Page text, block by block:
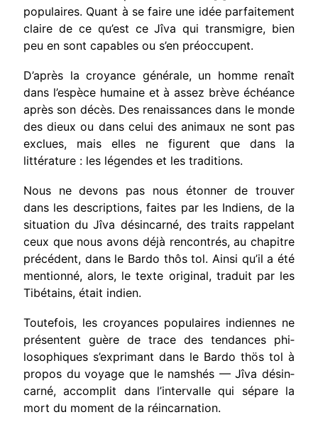
populaires. Quant à se faire une idée parfaitement
claire de ce qu’est ce Jîva qui transmigre, bien
peu en sont capables ou s’en préoccupent.
D’après la croyance générale, un homme renaît
dans l’espèce humaine et à assez brève échéance
après son décès. Des renaissances dans le monde
des dieux ou dans celui des animaux ne sont pas
exclues, mais elles ne figurent que dans la
littérature : les légendes et les traditions.
Nous ne devons pas nous étonner de trouver
dans les descriptions, faites par les Indiens, de la
situation du Jîva désincarné, des traits rappelant
ceux que nous avons déjà rencontrés, au chapitre
précédent, dans le Bardo thôs tol. Ainsi qu’il a été
mentionné, alors, le texte original, traduit par les
Tibétains, était indien.
Toutefois, les croyances populaires indiennes ne
présentent guère de trace des tendances phi­
losophiques s’exprimant dans le Bardo thös tol à
propos du voyage que le namshés — Jîva désin­
carné, accomplit dans l’intervalle qui sépare la
mort du moment de la réincarnation.